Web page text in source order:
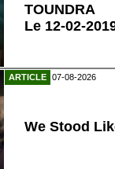
TOUNDRA
Le 12-02-
ARTICLE 07-08-2026
We Stood